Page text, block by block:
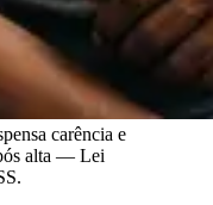
carência e
alta — Lei